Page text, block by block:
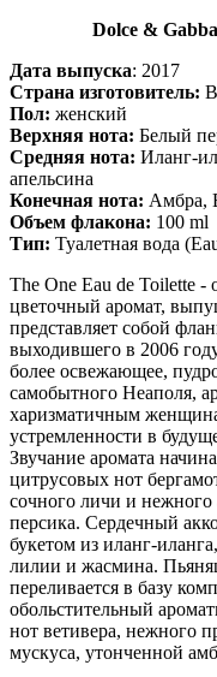
Dolce &
Дата выпуска: 2017
Страна изготовитель:
Пол: женский
Верхняя нота: Белый
Средняя нота: Иланг-
апельсина
Конечная нота: Амбра,
Объем флакона: 100 ml
Тип: Туалетная вода
The One Eau de Toilette -
цветочный аромат,
представляет собой
выходившего в 2006
более освежающее,
самобытного Неаполя,
харизматичным
устремленности в
Звучание аромата
цитрусовых нот
сочного личи и нежного
персика. Сердечный
букетом из иланг-
лилии и жасмина.
переливается в базу
обольстительный
нот ветивера, нежного
мускуса, утонченной